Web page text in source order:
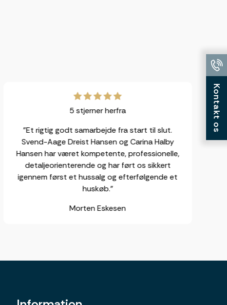
Kontakt os
5 stjerner herfra
"Et rigtig godt samarbejde fra start til slut.
Svend-Aage Dreist Hansen og Carina Halby
Hansen har været kompetente, professionelle,
detaljeorienterende og har ført os sikkert
igennem først et hussalg og efterfølgende et
huskøb."
Morten Eskesen
var